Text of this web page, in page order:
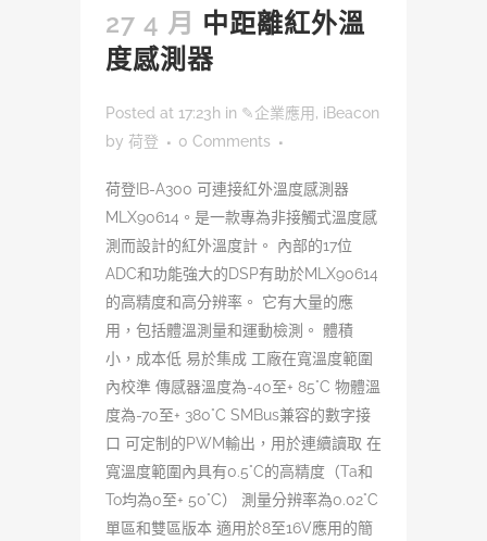
27 4 月 中距離紅外溫
度感測器
Posted at 17:23h in ✎企業應用, iBeacon
by 荷登 0 Comments
荷登IB-A300 可連接紅外溫度感測器
MLX90614。是一款專為非接觸式溫度感
測而設計的紅外溫度計。 內部的17位
ADC和功能強大的DSP有助於MLX90614
的高精度和高分辨率。 它有大量的應
用，包括體溫測量和運動檢測。 體積
小，成本低 易於集成 工廠在寬溫度範圍
內校準 傳感器溫度為-40至+ 85°C 物體溫
度為-70至+ 380°C SMBus兼容的數字接
口 可定制的PWM輸出，用於連續讀取 在
寬溫度範圍內具有0.5°C的高精度（Ta和
To均為0至+ 50°C） 測量分辨率為0.02°C
單區和雙區版本 適用於8至16V應用的簡